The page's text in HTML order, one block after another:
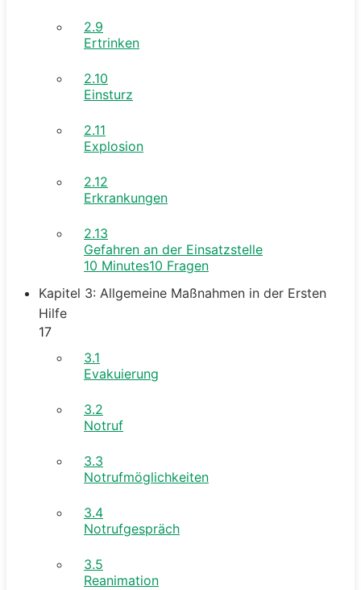
2.9
Ertrinken
2.10
Einsturz
2.11
Explosion
2.12
Erkrankungen
2.13
Gefahren an der Einsatzstelle
10 Minutes10 Fragen
Kapitel 3: Allgemeine Maßnahmen in der Ersten
Hilfe
17
3.1
Evakuierung
3.2
Notruf
3.3
Notrufmöglichkeiten
3.4
Notrufgespräch
3.5
Reanimation